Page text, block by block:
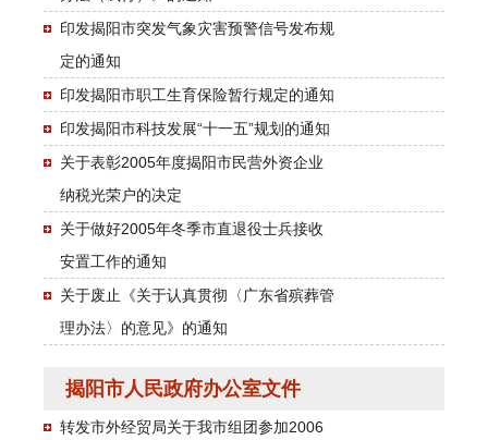
印发揭阳市突发气象灾害预警信号发布规
定的通知
印发揭阳市职工生育保险暂行规定的通知
印发揭阳市科技发展“十一五”规划的通知
关于表彰2005年度揭阳市民营外资企业
纳税光荣户的决定
关于做好2005年冬季市直退役士兵接收
安置工作的通知
关于废止《关于认真贯彻〈广东省殡葬管
理办法〉的意见》的通知
揭阳市人民政府办公室文件
转发市外经贸局关于我市组团参加2006